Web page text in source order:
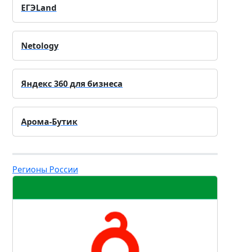
ЕГЭLand
Netology
Яндекс 360 для бизнеса
Арома-Бутик
Регионы России